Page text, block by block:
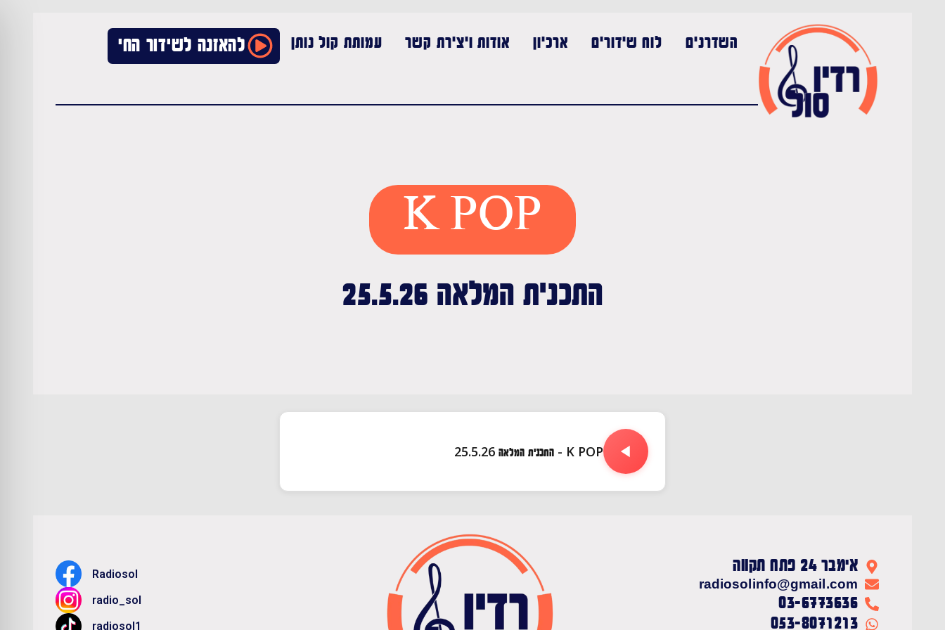
השדרנים לוח שידורים ארכיון אודות ויצירת קשר עמותת קול נותן להאזנה לשידור החי
K POP
התכנית המלאה 25.5.26
K POP - התכנית המלאה 25.5.26
אימבר 24 פתח תקווה
radiosolinfo@gmail.com
03-6773636
053-8071213
Radiosol
radio_sol
radiosol1